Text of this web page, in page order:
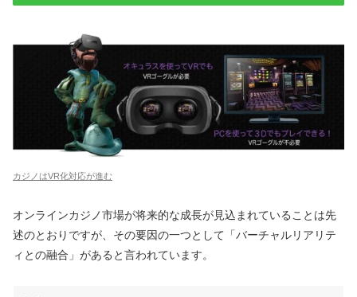
カジノはVR化対応が進む
オンラインカジノ市場が将来的な成長が見込まれていることは先
述のとおりですが、その要因の一つとして「バーチャルリアリテ
ィとの融合」があると言われています。